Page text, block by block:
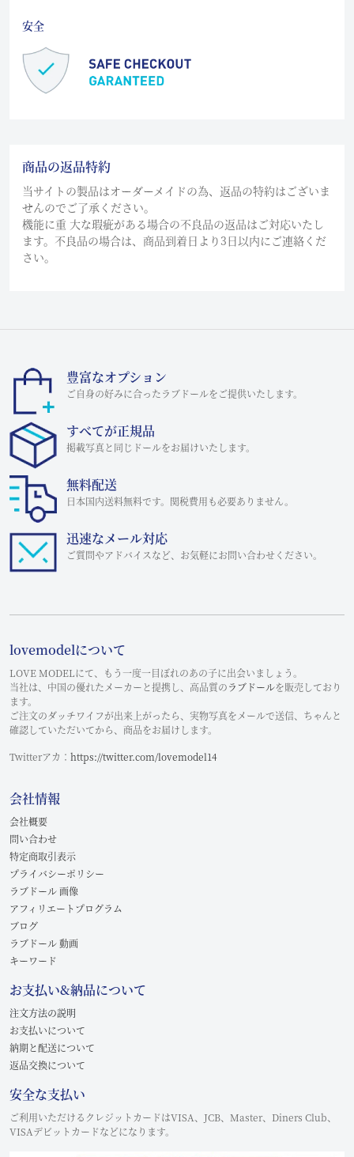
安全
商品の返品特約
当サイトの製品はオーダーメイドの為、返品の特約はございま
せんのでご了承ください。
機能に重 大な瑕疵がある場合の不良品の返品はご対応いたし
ます。不良品の場合は、商品到着日より3日以内にご連絡くだ
さい。
豊富なオプション
ご自身の好みに合ったラブドールをご提供いたします。
すべてが正規品
掲載写真と同じドールをお届けいたします。
無料配送
日本国内送料無料です。関税費用も必要ありません。
迅速なメール対応
ご質問やアドバイスなど、お気軽にお問い合わせください。
lovemodelについて
LOVE MODELにて、もう一度一目ぼれのあの子に出会いましょう。
当社は、中国の優れたメーカーと提携し、高品質のラブドールを販売しており
ます。
ご注文のダッチワイフが出来上がったら、実物写真をメールで送信、ちゃんと
確認していただいてから、商品をお届けします。
Twitterアカ： https://twitter.com/lovemodel14
会社情報
会社概要
問い合わせ
特定商取引表示
プライバシーポリシー
ラブドール 画像
アフィリエートプログラム
ブログ
ラブドール 動画
キーワード
お支払い&納品について
注文方法の説明
お支払いについて
納期と配送について
返品交換について
安全な支払い
ご利用いただけるクレジットカードはVISA、JCB、Master、Diners Club、
VISAデビットカードなどになります。